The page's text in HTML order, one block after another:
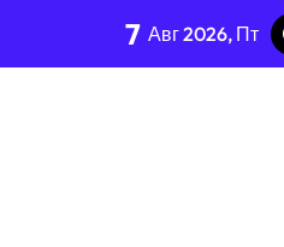
7 Авг 2026, Пт